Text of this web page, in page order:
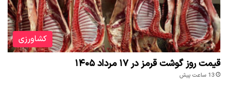
کشاورزی
قیمت روز گوشت قرمز در ۱۷ مرداد ۱۴۰۵
13 ساعت پیش